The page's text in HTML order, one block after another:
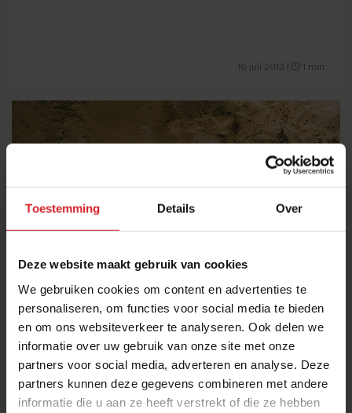
Toestemming Details Over
Deze website maakt gebruik van cookies
We gebruiken cookies om content en advertenties te
personaliseren, om functies voor social media te bieden
en om ons websiteverkeer te analyseren. Ook delen we
informatie over uw gebruik van onze site met onze
partners voor social media, adverteren en analyse. Deze
partners kunnen deze gegevens combineren met andere
informatie die u aan ze heeft verstrekt of die ze hebben
16 juli 2013 1 min
Talent uit de hoogte